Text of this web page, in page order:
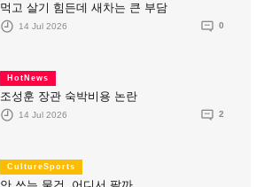
먹고 살기 힘든데 새차는 큰 부담
14 Jul 2026 0
HotNews
조성훈 장관 숙박비용 논란
14 Jul 2026 2
CultureSports